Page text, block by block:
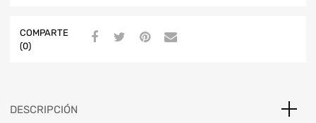
COMPARTE
(0)
DESCRIPCIÓN